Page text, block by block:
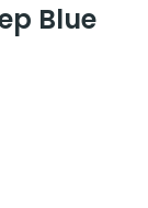
Blue